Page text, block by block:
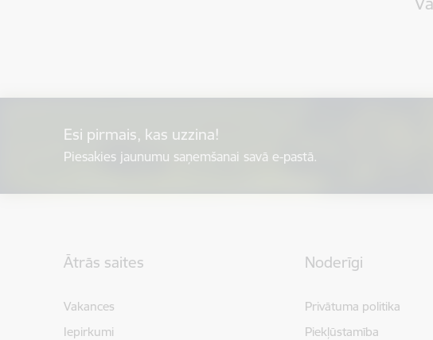
Esi pirmais, kas uzzina!
Piesakies jaunumu saņemšanai savā e-pastā.
Ātrās saites
Vakances
Iepirkumi
Noderīgi
Privātuma politika
Piekļūstamība